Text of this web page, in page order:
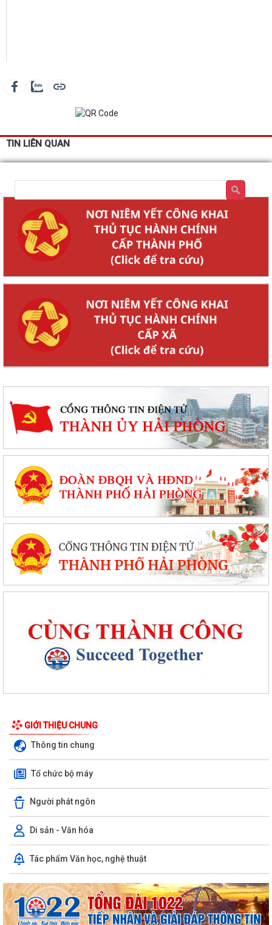
TIN LIÊN QUAN
GIỚI THIỆU CHUNG
Thông tin chung
Tổ chức bộ máy
Người phát ngôn
Di sản - Văn hóa
Tác phẩm Văn học, nghệ thuật
Quyết định số 1573/QĐ-UBND Về việc cho Tổng Công ty phát triển đô
thị Kinh Bắc - CTCP thuê đất để...
Chương trình công tác tháng 7 năm 2026 của UBND xã Thượng Hồng